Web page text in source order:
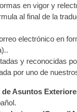
en vigor y
al final de la
electrónico en
y reconocidas
por uno de
Asuntos